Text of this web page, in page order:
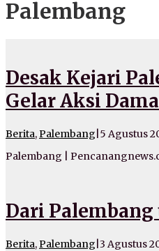
Palembang
Desak Kejari
Gelar Aksi
Berita,Palembang 5 Agustus
Palembang |
Dari
Berita,Palembang 3 Agustus